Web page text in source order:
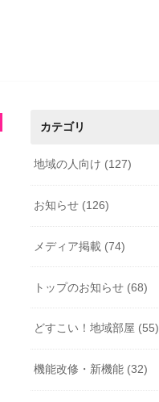
カテゴリ
地域の人向け (127)
お知らせ (126)
メディア掲載 (74)
トップのお知らせ (68)
どすこい！地域部屋 (55)
機能改修・新機能 (32)